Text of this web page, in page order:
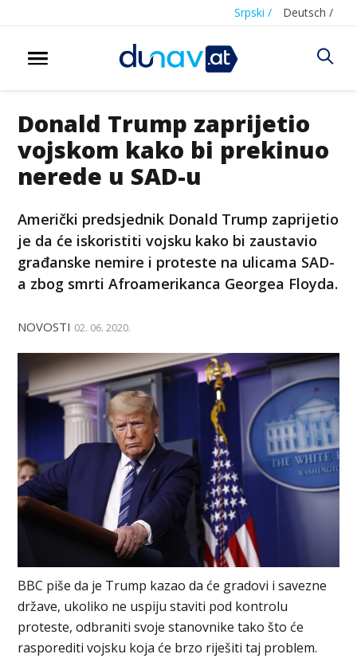
Srpski / Deutsch /
Donald Trump zaprijetio
vojskom kako bi prekinuo
nerede u SAD-u
Američki predsjednik Donald Trump zaprijetio
je da će iskoristiti vojsku kako bi zaustavio
građanske nemire i proteste na ulicama SAD-
a zbog smrti Afroamerikanca Georgea Floyda.
NOVOSTI 02. 06. 2020.
BBC piše da je Trump kazao da će gradovi i savezne
države, ukoliko ne uspiju staviti pod kontrolu
proteste, odbraniti svoje stanovnike tako što će
rasporediti vojsku koja će brzo riješiti taj problem.